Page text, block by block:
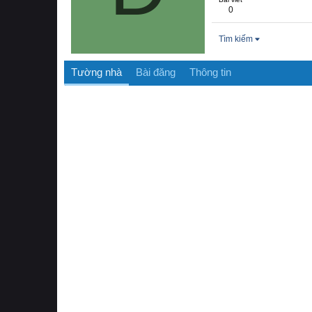
0
Tìm kiếm
Tường nhà Bài đăng Thông tin